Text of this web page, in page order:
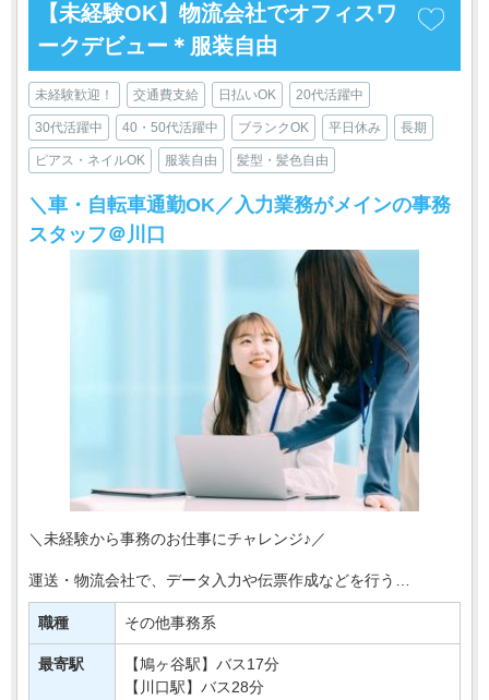
【未経験OK】物流会社でオフィスワ
ークデビュー＊服装自由
未経験歓迎！ 交通費支給 日払いOK 20代活躍中
30代活躍中 40・50代活躍中 ブランクOK 平日休み 長期
ピアス・ネイルOK 服装自由 髪型・髪色自由
＼車・自転車通勤OK／入力業務がメインの事務
スタッフ＠川口
＼未経験から事務のお仕事にチャレンジ♪／
運送・物流会社で、データ入力や伝票作成などを行う
事務スタッフを募集します＊
お任せするのは、入出荷に関する情報入力や
書類整理など、物流を支えるサポート・・・
職種 その他事務系
最寄駅
【鳩ヶ谷駅】バス17分
【川口駅】バス28分